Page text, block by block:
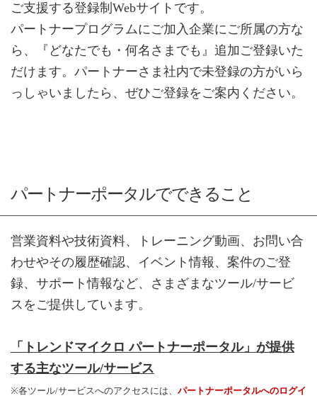
ご支援する登録制Webサイトです。
パートナープログラムにご加入企業にご所属の方な
ら、『どなたでも・何名さまでも』追加ご登録いた
だけます。パートナーさま社内で未登録の方がいら
っしゃいましたら、ぜひご登録をご案内ください。
パートナーポータルでできること
営業資料や技術資料、トレーニング動画、お問い合
わせやその履歴確認、イベント情報、案件のご登
録、サポート情報など、さまざまなツール/サービ
スをご提供しています。
「トレンドマイクロ パートナーポータル」が提供
する主なツール/サービス
※各ツール/サービスへのアクセスには、 パートナーポータルへのログイ